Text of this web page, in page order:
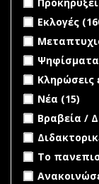
Apply Εκλογές
Εκλογές
Apply
ApplyΨηφίσματα
ApplyΚληρώσεις
Apply Νέα filter
Νέα (15)
Apply Βραβεία
Βραβεία /
Apply
Apply Το
Το
Apply